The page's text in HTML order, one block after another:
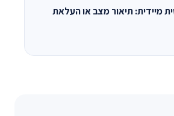
מיידית: תיאור מצב או העלאת